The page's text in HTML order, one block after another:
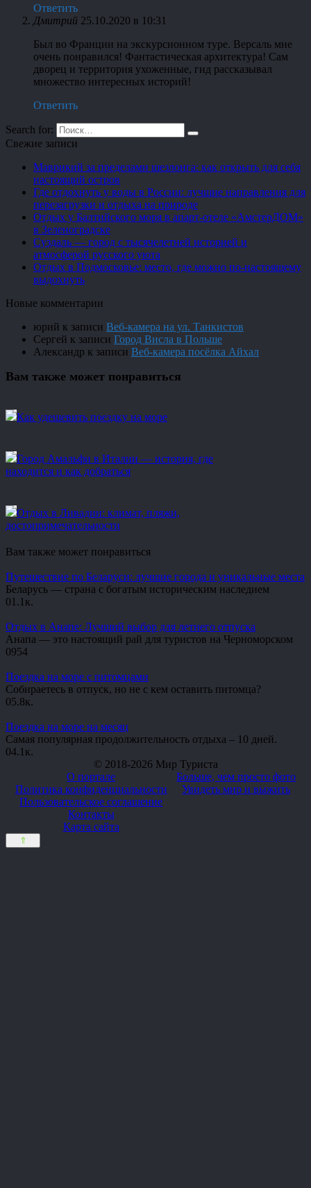
Ответить
Дмитрий 25.10.2020 в 10:31
Был во Франции на экскурсионном туре. Версаль мне
очень понравился! Фантастическая архитектура! Сам
дворец и территория ухоженные, гид рассказывал
множество интересных историй!
Ответить
Search for:
Свежие записи
Маврикий за пределами шезлонга: как открыть для себя
настоящий остров
Где отдохнуть у воды в России: лучшие направления для
перезагрузки и отдыха на природе
Отдых у Балтийского моря в апарт-отеле «АмстерДОМ»
в Зеленоградске
Суздаль — город с тысячелетней историей и
атмосферой русского уюта
Отдых в Подмосковье: место, где можно по-настоящему
выдохнуть
Новые комментарии
юрий к записи Веб-камера на ул. Танкистов
Сергей к записи Город Висла в Польше
Александр к записи Веб-камера посёлка Айхал
Вам также может понравиться
Как удешевить поездку на море
Город Амальфи в Италии — история, где
находится и как добраться
Отдых в Ливадии: климат, пляжи,
достопримечательности
Вам также может понравиться
Путешествие по Беларуси: лучшие города и уникальные места
Беларусь — страна с богатым историческим наследием
01.1к.
Отдых в Анапе: Лучший выбор для летнего отпуска
Анапа — это настоящий рай для туристов на Черноморском
0954
Поездка на море с питомцами
Собираетесь в отпуск, но не с кем оставить питомца?
05.8к.
Поездка на море на месяц
Самая популярная продолжительность отдыха – 10 дней.
04.1к.
© 2018-2026 Мир Туриста
О портале
Политика конфиденциальности
Пользовательское соглашение
Контакты
Карта сайта
Больше, чем просто фото
Увидеть мир и выжить